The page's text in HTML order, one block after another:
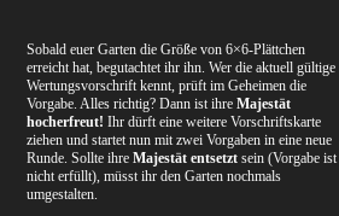
Sobald euer Garten die Größe von 6×6-Plättchen
erreicht hat, begutachtet ihr ihn. Wer die aktuell gültige
Wertungsvorschrift kennt, prüft im Geheimen die
Vorgabe. Alles richtig? Dann ist ihre Majestät
hocherfreut! Ihr dürft eine weitere Vorschriftskarte
ziehen und startet nun mit zwei Vorgaben in eine neue
Runde. Sollte ihreMajestät entsetzt sein (Vorgabe ist
nicht erfüllt), müsst ihr den Garten nochmals
umgestalten.